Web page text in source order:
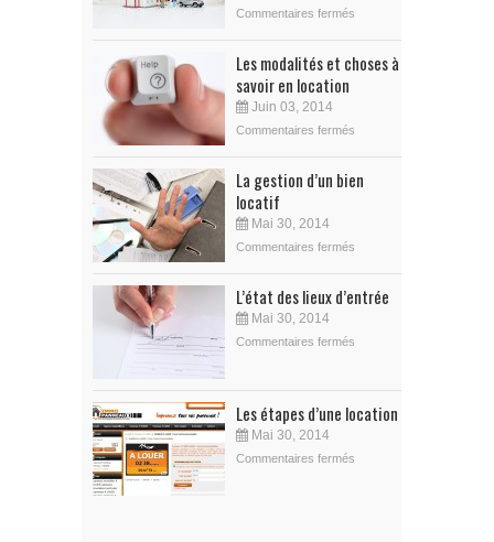
Commentaires fermés
Les modalités et choses à
savoir en location
Juin 03, 2014
Commentaires fermés
La gestion d’un bien
locatif
Mai 30, 2014
Commentaires fermés
L’état des lieux d’entrée
Mai 30, 2014
Commentaires fermés
Les étapes d’une location
Mai 30, 2014
Commentaires fermés